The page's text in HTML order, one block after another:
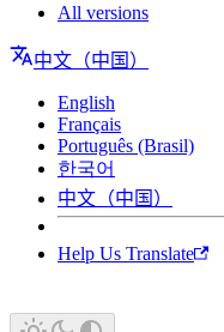
All versions
中文（中国）
English
Français
Português (Brasil)
한국어
中文（中国）
Help Us Translate